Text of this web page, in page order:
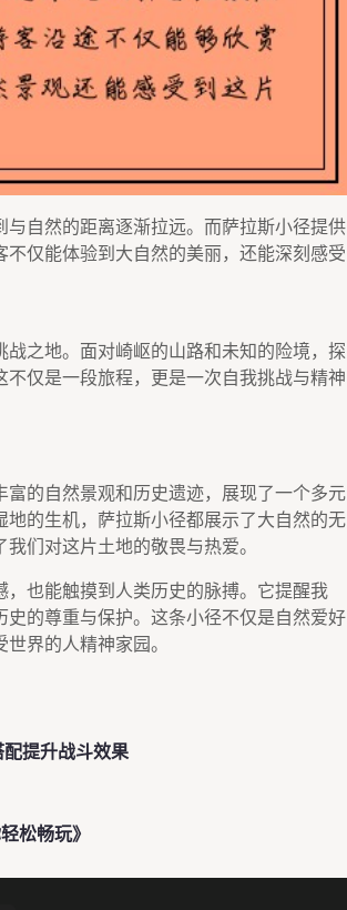
自然的距离逐渐拉远。而萨拉斯小径提供
仅能体验到大自然的美丽，还能深刻感受
之地。面对崎岖的山路和未知的险境，探
仅是一段旅程，更是一次自我挑战与精神
的自然景观和历史遗迹，展现了一个多元
的生机，萨拉斯小径都展示了大自然的无
们对这片土地的敬畏与热爱。
也能触摸到人类历史的脉搏。它提醒我
的尊重与保护。这条小径不仅是自然爱好
界的人精神家园。
提升战斗效果
松畅玩》